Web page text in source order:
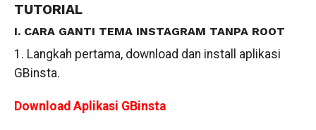
TUTORIAL
I. CARA GANTI TEMA INSTAGRAM TANPA ROOT
1. Langkah pertama, download dan install aplikasi
GBinsta.
Download Aplikasi GBinsta